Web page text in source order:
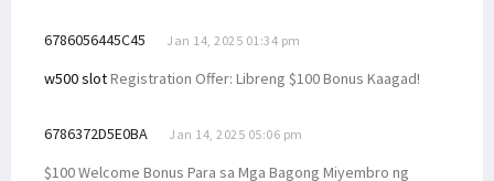
6786056445C45 Jan 14, 2025 01:34 pm
w500 slotRegistration Offer: Libreng $100 Bonus Kaagad!
6786372D5E0BA Jan 14, 2025 05:06 pm
$100 Welcome Bonus Para sa Mga Bagong Miyembro ng